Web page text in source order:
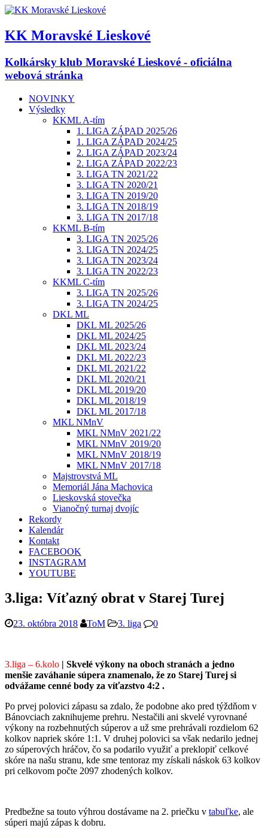
KK Moravské Lieskové
Kolkársky klub Moravské Lieskové - oficiálna
webová stránka
NOVINKY
Výsledky
KKML A-tím
1. LIGA ZÁPAD 2025/26
1. LIGA ZÁPAD 2024/25
2. LIGA ZÁPAD 2023/24
2. LIGA ZÁPAD 2022/23
3. LIGA TN 2021/22
3. LIGA TN 2020/21
3. LIGA TN 2019/20
3. LIGA TN 2018/19
3. LIGA TN 2017/18
KKML B-tím
3. LIGA TN 2025/26
3. LIGA TN 2024/25
3. LIGA TN 2023/24
3. LIGA TN 2022/23
KKML C-tím
3. LIGA TN 2025/26
3. LIGA TN 2024/25
DKL ML
DKL ML 2025/26
DKL ML 2024/25
DKL ML 2023/24
DKL ML 2022/23
DKL ML 2021/22
DKL ML 2020/21
DKL ML 2019/20
DKL ML 2018/19
DKL ML 2017/18
MKL NMnV
MKL NMnV 2021/22
MKL NMnV 2019/20
MKL NMnV 2018/19
MKL NMnV 2017/18
Majstrovstvá ML
Memoriál Jána Machovica
Lieskovská stovečka
Vianočný turnaj dvojíc
Rekordy
Kalendár
Kontakt
FACEBOOK
INSTAGRAM
YOUTUBE
3.liga: Víťazný obrat v Starej Turej
23. októbra 2018 ToM 3. liga 0
3.liga – 6.kolo | Skvelé výkony na oboch stranách a jedno
menšie zaváhanie súpera znamenalo, že zo Starej Turej si
odvážame cenné body za víťazstvo 4:2 .
Po prvej polovici zápasu sa zdalo, že podobne ako pred týždňom v
Bánovciach zaknihujeme prehru. Nestačili ani skvelé vyrovnané
výkony na rozbehnutých súperov a už sme prehrávali rozdielom 62
kolkov napriek skóre 1:1. V druhej polovici sa však nedarilo jednej
zo súperových hráčov, čo sa podarilo využiť a preklopiť celkové
skóre na našu stranu, kde sme tentoraz my získali náskok 63 kolkov
pri celkovom počte 2097 zhodených kolkov.
Predbežne sa touto výhrou dostávame na 2. priečku v tabuľke, ale
súperi majú zápas k dobru.